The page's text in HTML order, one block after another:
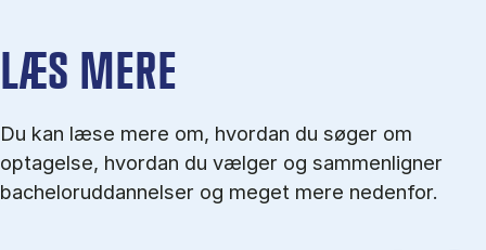
LÆS MERE
Du kan læse mere om, hvordan du søger om
optagelse, hvordan du vælger og sammenligner
bacheloruddannelser og meget mere nedenfor.